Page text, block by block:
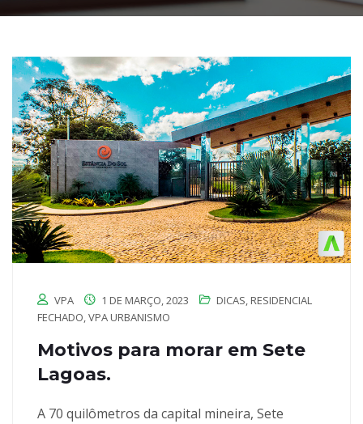
VPA 1 DE MARÇO, 2023 DICAS, RESIDENCIAL
FECHADO,VPA URBANISMO
Motivos para morar em Sete
Lagoas.
A 70 quilômetros da capital mineira, Sete